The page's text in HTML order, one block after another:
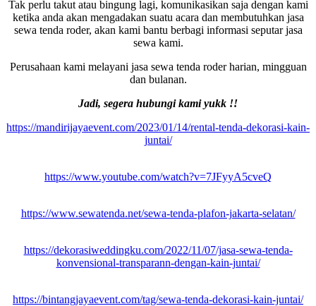
Tak perlu takut atau bingung lagi, komunikasikan saja dengan kami
ketika anda akan mengadakan suatu acara dan membutuhkan jasa
sewa tenda roder, akan kami bantu berbagi informasi seputar jasa
sewa kami.
Perusahaan kami melayani jasa sewa tenda roder harian, mingguan
dan bulanan.
Jadi, segera hubungi kami yukk !!
https://mandirijayaevent.com/2023/01/14/rental-tenda-dekorasi-kain-
juntai/
https://www.youtube.com/watch?v=7JFyyA5cveQ
https://www.sewatenda.net/sewa-tenda-plafon-jakarta-selatan/
https://dekorasiweddingku.com/2022/11/07/jasa-sewa-tenda-
konvensional-transparann-dengan-kain-juntai/
https://bintangjayaevent.com/tag/sewa-tenda-dekorasi-kain-juntai/